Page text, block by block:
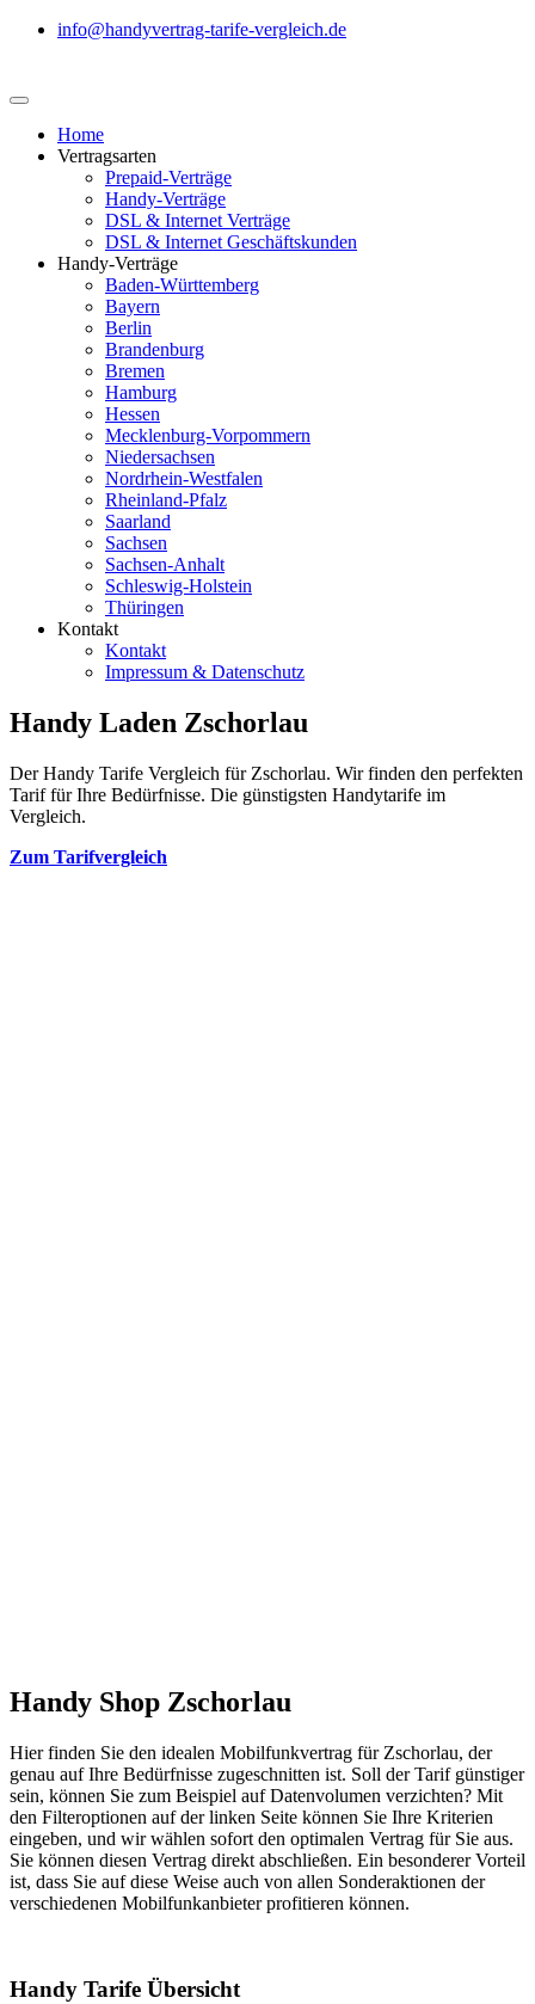
info@handyvertrag-tarife-vergleich.de
Home
Vertragsarten
Prepaid-Verträge
Handy-Verträge
DSL & Internet Verträge
DSL & Internet Geschäftskunden
Handy-Verträge
Baden-Württemberg
Bayern
Berlin
Brandenburg
Bremen
Hamburg
Hessen
Mecklenburg-Vorpommern
Niedersachsen
Nordrhein-Westfalen
Rheinland-Pfalz
Saarland
Sachsen
Sachsen-Anhalt
Schleswig-Holstein
Thüringen
Kontakt
Kontakt
Impressum & Datenschutz
Handy Laden Zschorlau
Der Handy Tarife Vergleich für Zschorlau. Wir finden den perfekten
Tarif für Ihre Bedürfnisse. Die günstigsten Handytarife im
Vergleich.
Zum Tarifvergleich
Handy Shop Zschorlau
Hier finden Sie den idealen Mobilfunkvertrag für Zschorlau, der
genau auf Ihre Bedürfnisse zugeschnitten ist. Soll der Tarif günstiger
sein, können Sie zum Beispiel auf Datenvolumen verzichten? Mit
den Filteroptionen auf der linken Seite können Sie Ihre Kriterien
eingeben, und wir wählen sofort den optimalen Vertrag für Sie aus.
Sie können diesen Vertrag direkt abschließen. Ein besonderer Vorteil
ist, dass Sie auf diese Weise auch von allen Sonderaktionen der
verschiedenen Mobilfunkanbieter profitieren können.
Handy Tarife Übersicht